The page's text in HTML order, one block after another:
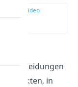
Stelle im Video
Entscheidungen
in